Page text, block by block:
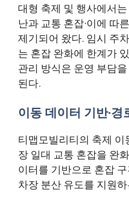
대형 축제 및 행사에서
난과 교통 혼잡·이에 따
제기되어 왔다. 임시 주
는 혼잡 완화에 한계가
관리 방식은 운영 부담
된다.
이동 데이터 기반·경
티맵모빌리티의 축제
장 일대 교통 혼잡을 완
이터를 기반으로 혼잡
차장 분산 유도를 지원